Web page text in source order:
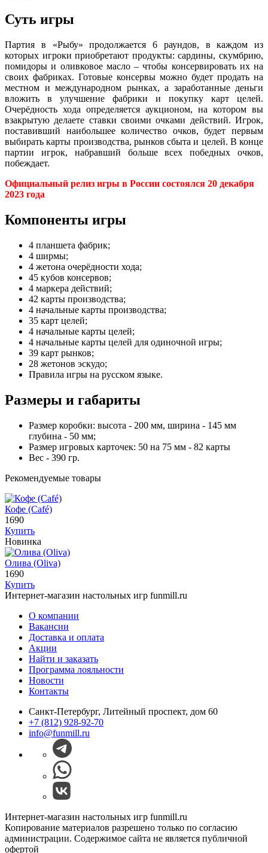
Суть игры
Партия в «Рыбу» продолжается 6 раундов, в каждом из
которых игроки приобретают продукты: сардины, скумбрию,
помидоры и оливковое масло – чтобы консервировать их на
своих фабриках. Готовые консервы можно будет продать на
местном и международном рынках, а заработанные деньги
вложить в улучшение фабрики и покупку карт целей.
Очерёдность хода определяется аукционом, на котором вы
взакрытую делаете ставки своими очками действий. Игрок,
поставивший наибольшее количество очков, будет первым
выбирать карты производства, рынков сбыта и целей. В конце
партии игрок, набравший больше всех победных очков,
побеждает.
Официальный релиз игры в России состоялся 20 декабря
2023 года
Компоненты игры
4 планшета фабрик;
4 ширмы;
4 жетона очерёдности хода;
45 кубов консервов;
4 маркера действий;
42 карты производства;
4 начальные карты производства;
35 карт целей;
4 начальные карты целей;
4 начальные карты целей для одиночной игры;
39 карт рынков;
28 жетонов эскудо;
Правила игры на русском языке.
Размеры и габариты
Размер коробки: высота - 200 мм, ширина - 145 мм
глубина - 50 мм;
Размер игровых карточек: 50 на 75 мм - 82 карты
Вес - 390 гр.
Рекомендуемые товары
Кофе (Café)
1690
Купить
Новинка
Олива (Oliva)
1690
Купить
Интернет-магазин настольных игр funmill.ru
О компании
Вакансии
Доставка и оплата
Акции
Найти и заказать
Программа лояльности
Новости
Контакты
Санкт-Петербург, Литейный проспект, дом 60
+7 (812) 928-92-70
info@funmill.ru
Интернет-магазин настольных игр funmill.ru
Копирование материалов разрешено только по согласию
администрации. Содержимое сайта не является публичной
офертой